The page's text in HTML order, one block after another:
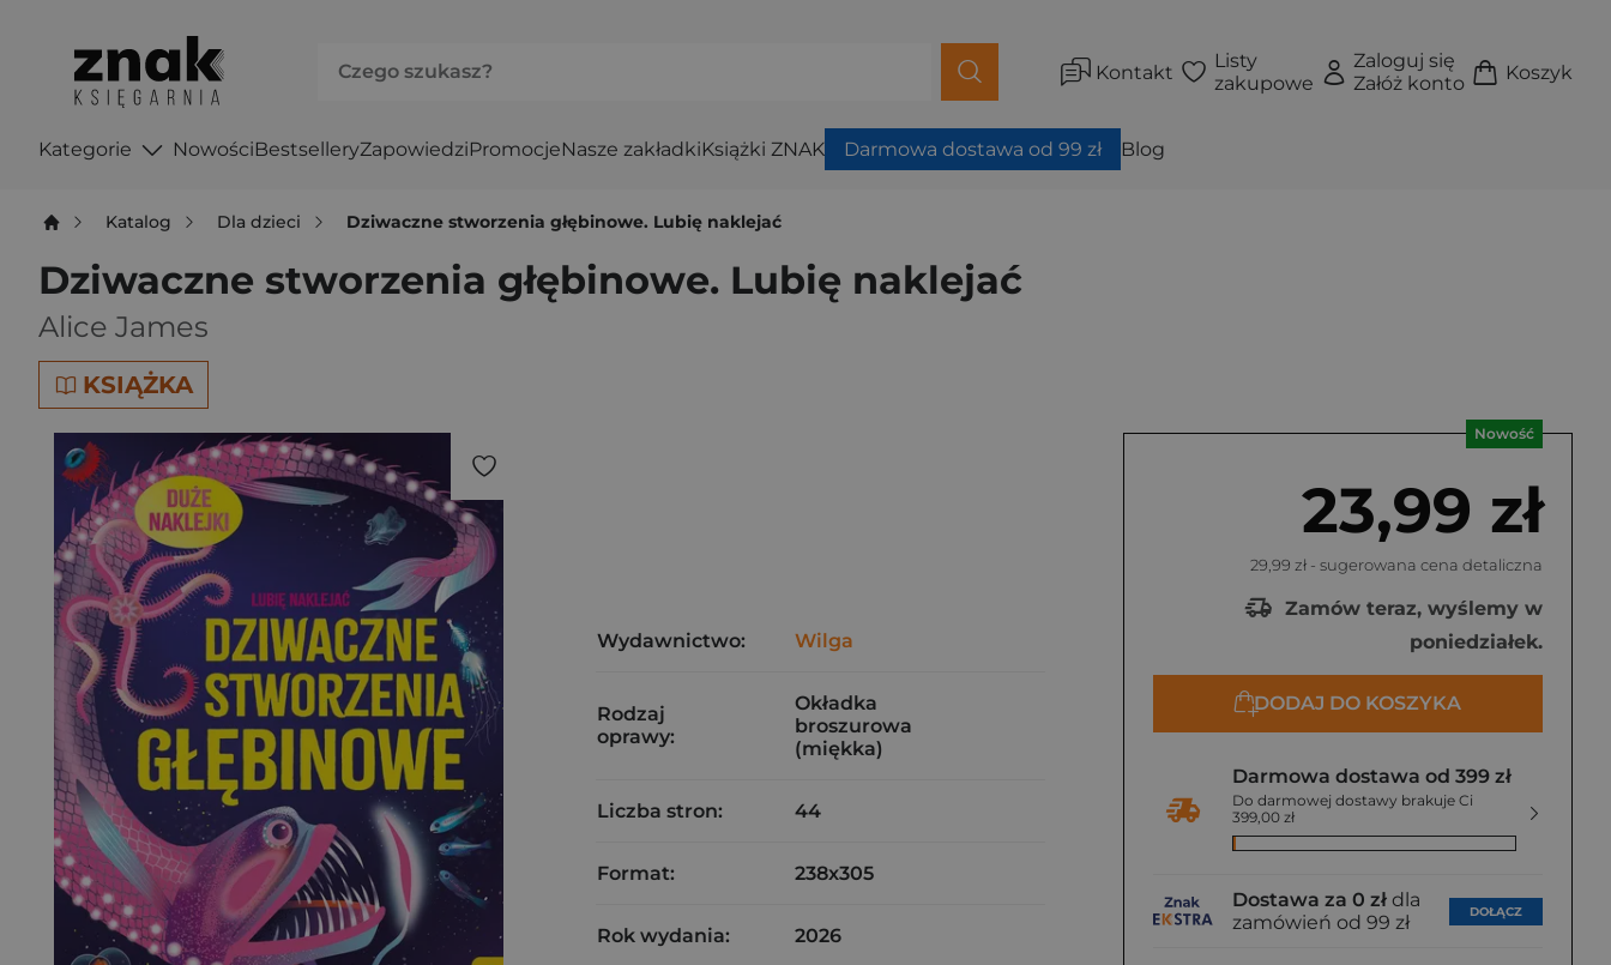
Kontakt
Listy
zakupowe
Zaloguj się
Załóż konto
Koszyk
Kategorie NowościBestselleryZapowiedziPromocjeNasze zakładkiKsiążki ZNAK Darmowa dostawa od 99 zł Blog
Katalog Dla dzieci Dziwaczne stworzenia głębinowe. Lubię naklejać
Dziwaczne stworzenia głębinowe. Lubię naklejać
Alice James
KSIĄŻKA
Nowość
23,99 zł
29,99 zł - sugerowana cena detaliczna
Zamów teraz, wyślemy w
poniedziałek.
DODAJ DO KOSZYKA
Darmowa dostawa od 399 zł
Do darmowej dostawy brakuje Ci
399,00 zł
Dostawa za 0 zł dla
zamówień od 99 zł
DOŁĄCZ
Wydawnictwo: Wilga
Rodzaj
oprawy:
Okładka
broszurowa
(miękka)
Liczba stron: 44
Format: 238x305
Rok wydania: 2026